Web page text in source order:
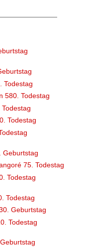
Todestag
580. Todestag
Todestag
Geburtstag
75. Todestag
Todestag
Todestag
Geburtstag
Todestag